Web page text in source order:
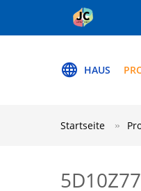
HAUS
Startseite